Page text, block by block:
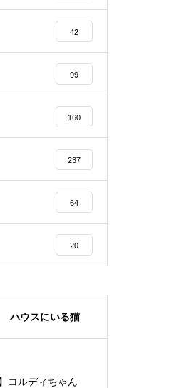
42
99
160
237
64
20
ハウスにいる猫
コルディちゃん
中】メメちゃん